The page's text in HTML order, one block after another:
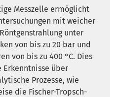
Messzelle ermöglicht
mit weicher
unter
von bis zu 20 bar und
von bis zu 400 °C. Dies
Erkenntnisse über
Prozesse, wie
die Fischer-Tropsch-